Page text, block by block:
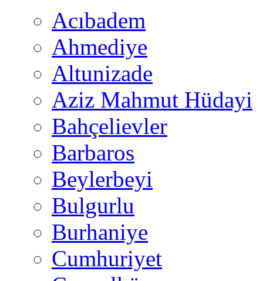
Acıbadem
Ahmediye
Altunizade
Aziz Mahmut Hüdayi
Bahçelievler
Barbaros
Beylerbeyi
Bulgurlu
Burhaniye
Cumhuriyet